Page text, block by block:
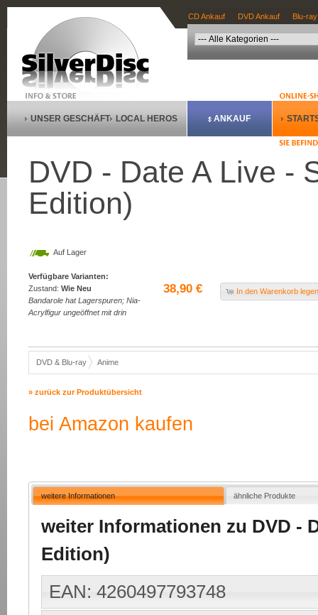
CD Ankauf DVD Ankauf Blu-
UNSER GESCHÄFT LOCAL HEROS ANKAUF
DVD - Date A Live -
Edition)
Auf Lager
Verfügbare Varianten:
Zustand: Wie Neu
Bandarole hat Lagerspuren; Nia-
Acrylfigur ungeöffnet mit drin
38,90 € In den Warenkorb
DVD & Blu-ray Anime
» zurück zur Produktübersicht
bei Amazon kaufen
weitere Informationen ähnliche Produkte
weiter Informationen zu DVD -
Edition)
EAN: 4260497793748